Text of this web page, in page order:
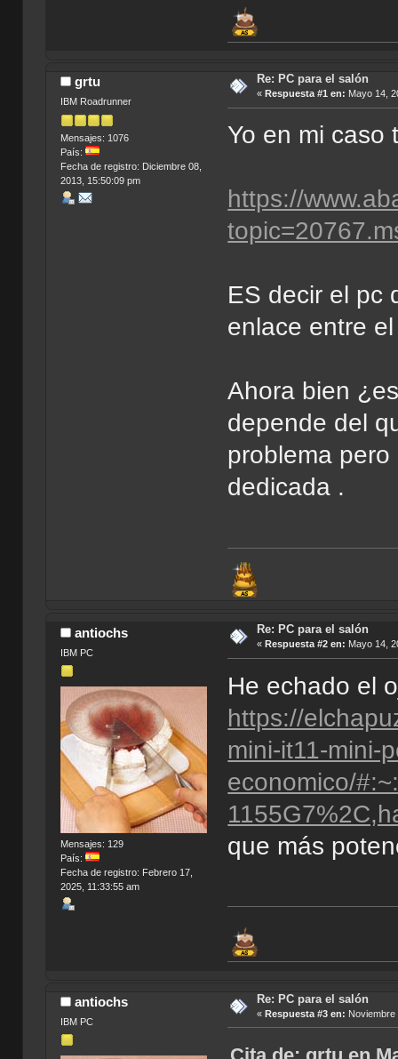
grtu
IBM Roadrunner
Mensajes: 1076
País:
Fecha de registro: Diciembre 08,
2013, 15:50:09 pm
Re: PC para el salón
« Respuesta #1 en: Mayo 14,
Yo en mi caso
https://
ES decir el pc
enlace entre
Ahora bien
depende del
problema
dedicada .
antiochs
IBM PC
Mensajes: 129
País:
Fecha de registro: Febrero 17,
2025, 11:33:55 am
Re: PC para el salón
« Respuesta #2 en: Mayo 14,
He echado el
https://
mini-it11-mini-
economico/
que más
antiochs
IBM PC
Re: PC para el salón
« Respuesta #3 en: Noviembre